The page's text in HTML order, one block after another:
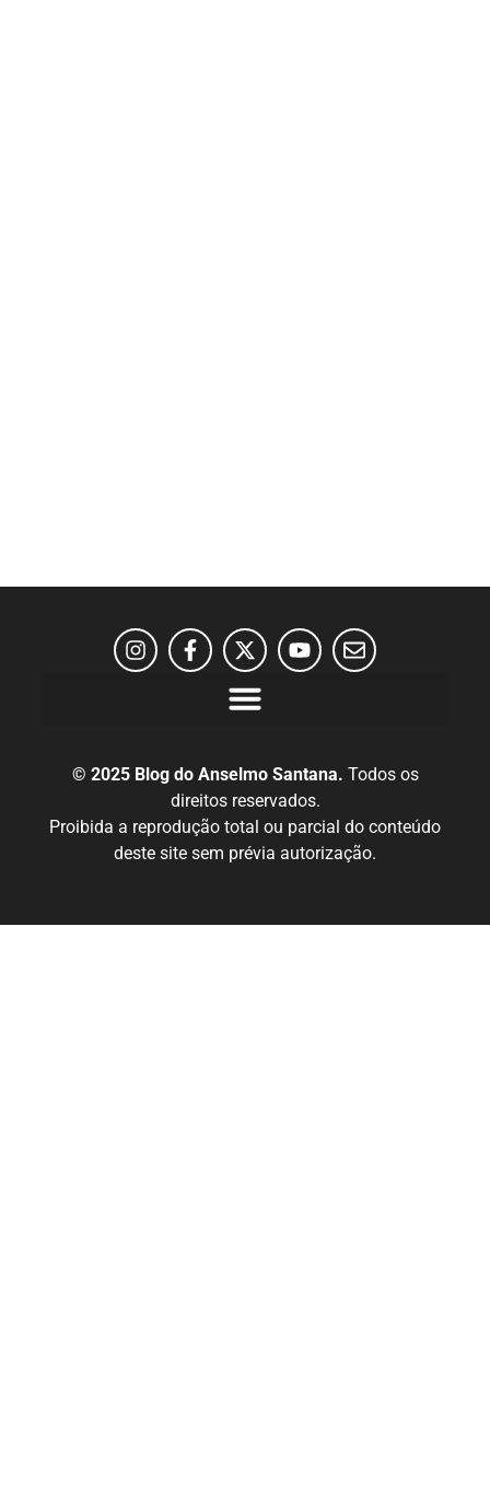
© 2025 Blog do Anselmo Santana. Todos os
direitos reservados.
Proibida a reprodução total ou parcial do conteúdo
deste site sem prévia autorização.